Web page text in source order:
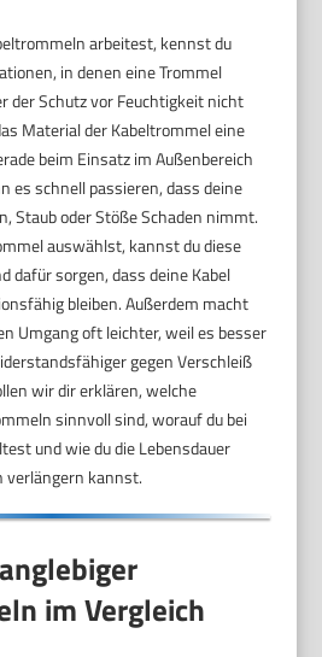
arbeitest, kennst du
in denen eine Trommel
der Schutz vor Feuchtigkeit nicht
Material der Kabeltrommel eine
beim Einsatz im Außenbereich
es schnell passieren, dass deine
Staub oder Stöße Schaden nimmt.
auswählst, kannst du diese
dafür sorgen, dass deine Kabel
bleiben. Außerdem macht
Umgang oft leichter, weil es besser
gegen Verschleiß
wir dir erklären, welche
sinnvoll sind, worauf du bei
und wie du die Lebensdauer
verlängern kannst.
im Vergleich